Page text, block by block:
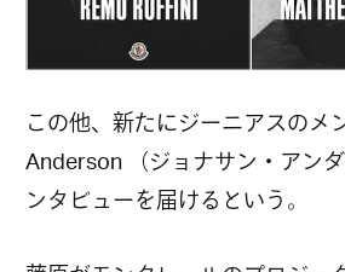
この他、新たにジーニアスの
Anderson （ジョナサン・アン
ンタビューを届けるという。